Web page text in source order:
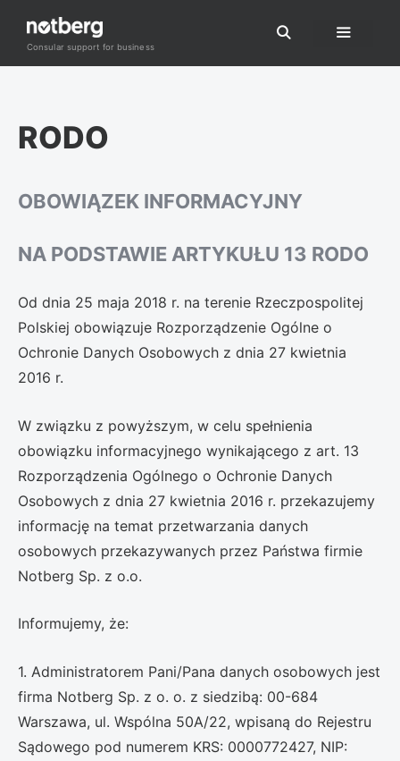
treści
Consular support for business
RODO
OBOWIĄZEK INFORMACYJNY
NA PODSTAWIE ARTYKUŁU 13 RODO
Od dnia 25 maja 2018 r. na terenie Rzeczpospolitej
Polskiej obowiązuje Rozporządzenie Ogólne o
Ochronie Danych Osobowych z dnia 27 kwietnia
2016 r.
W związku z powyższym, w celu spełnienia
obowiązku informacyjnego wynikającego z art. 13
Rozporządzenia Ogólnego o Ochronie Danych
Osobowych z dnia 27 kwietnia 2016 r. przekazujemy
informację na temat przetwarzania danych
osobowych przekazywanych przez Państwa firmie
Notberg Sp. z o.o.
Informujemy, że:
1. Administratorem Pani/Pana danych osobowych jest
firma Notberg Sp. z o. o. z siedzibą: 00-684
Warszawa, ul. Wspólna 50A/22, wpisaną do Rejestru
Sądowego pod numerem KRS: 0000772427, NIP: